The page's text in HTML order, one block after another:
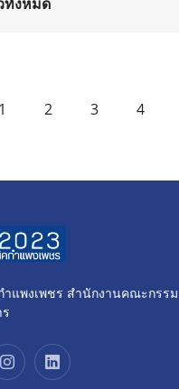
1 2 3 4
ำแพงเพชร สำนักงานคณะกรร